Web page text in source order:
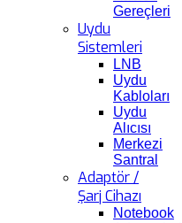
Gereçleri
Uydu
Sistemleri
LNB
Uydu
Kabloları
Uydu
Alıcısı
Merkezi
Santral
Adaptör /
Şarj Cihazı
Notebook